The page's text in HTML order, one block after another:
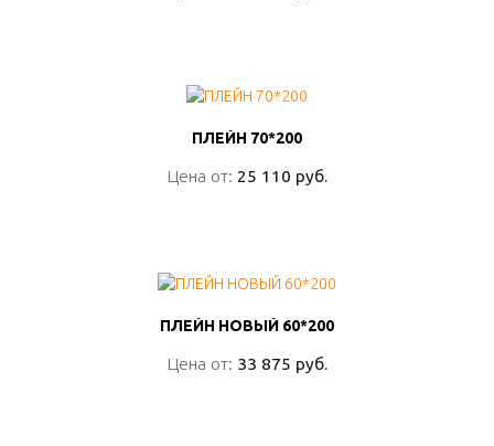
ПЛЕЙН 70*200
Цена от: 25 110 руб.
ПЛЕЙН 70*200
Цена от: 25 110 руб.
ПЛЕЙН НОВЫЙ 60*200
Цена от: 33 875 руб.
ПЛЕЙН НОВЫЙ 60*200
Цена от: 33 875 руб.